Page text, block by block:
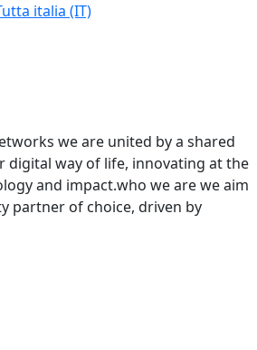
italia (IT)
we are united by a shared
digital way of life, innovating at the
and impact.who we are we aim
partner of choice, driven by